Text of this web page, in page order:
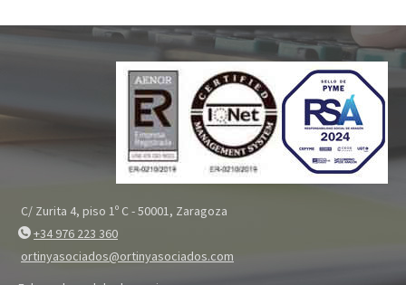
C/ Zurita 4, piso 1º C - 50001, Zaragoza
+34 976 223 360
ortinyasociados@ortinyasociados.com